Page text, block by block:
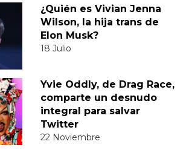
¿Quién es Vivian Jenna
Wilson, la hija trans de
Elon Musk?
18 Julio
Yvie Oddly, de Drag Race,
comparte un desnudo
integral para salvar
Twitter
22 Noviembre